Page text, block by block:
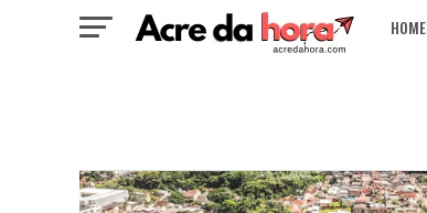
HOME